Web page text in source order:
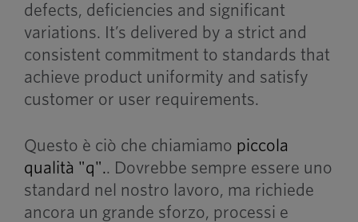
defects, deficiencies and significant
variations. It’s delivered by a strict and
consistent commitment to standards that
achieve product uniformity and satisfy
customer or user requirements.
Questo è ciò che chiamiamo piccola
qualità "q".. Dovrebbe sempre essere uno
standard nel nostro lavoro, ma richiede
ancora un grande sforzo, processi e